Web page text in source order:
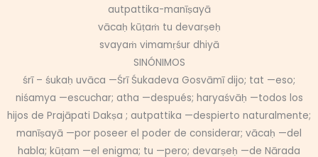
autpattika-manīṣayā
vācaḥ kūṭaṁ tu devarṣeḥ
svayaṁ vimamṛśur dhiyā
SINÓNIMOS
śrī – śukaḥ uvāca —Śrī Śukadeva Gosvāmī dijo; tat —eso;
niśamya —escuchar; atha —después; haryaśvāḥ —todos los
hijos de Prajāpati Dakṣa ; autpattika —despierto naturalmente;
manīṣayā —por poseer el poder de considerar; vācaḥ —del
habla; kūṭam —el enigma; tu —pero; devarṣeḥ —de Nārada